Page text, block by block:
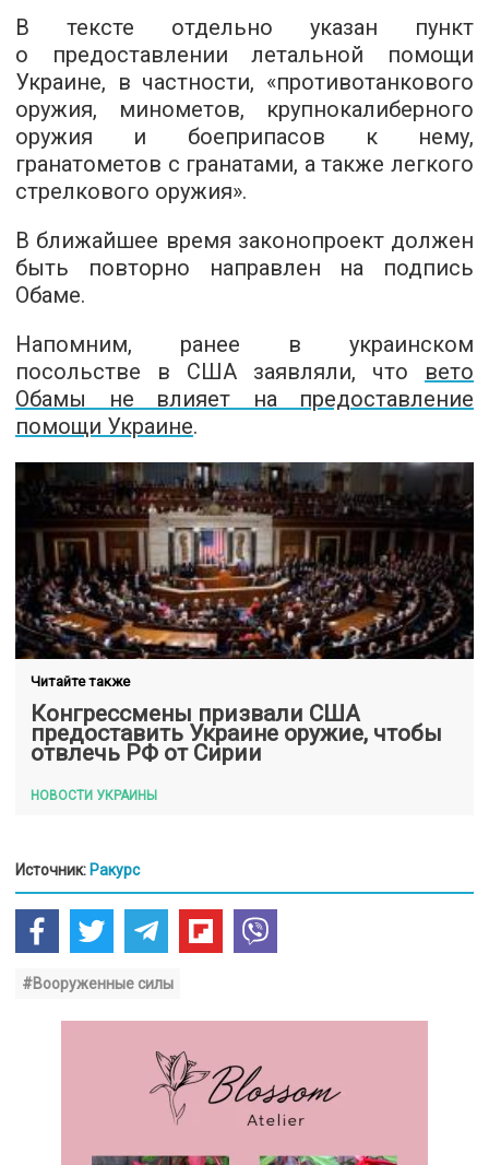
В тексте отдельно указан пункт
о предоставлении летальной помощи
Украине, в частности, «противотанкового
оружия, минометов, крупнокалиберного
оружия и боеприпасов к нему,
гранатометов с гранатами, а также легкого
стрелкового оружия».
В ближайшее время законопроект должен
быть повторно направлен на подпись
Обаме.
Напомним, ранее в украинском
посольстве в США заявляли, что вето
Обамы не влияет на предоставление
помощи Украине.
Читайте также
Конгрессмены призвали США
предоставить Украине оружие, чтобы
отвлечь РФ от Сирии
НОВОСТИ УКРАИНЫ
Источник: Ракурс
#Вооруженные силы